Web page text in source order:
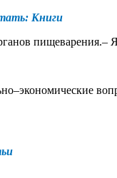
Книги
пищеварения.–